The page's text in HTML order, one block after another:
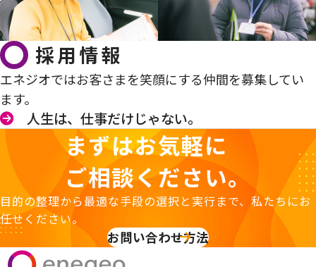
採用情報
エネジオではお客さまを笑顔にする仲間を募集してい
ます。
人生は、仕事だけじゃない。
まずはお気軽に
ご相談ください。
目的の整理から最適な手段の選択と実行まで、私たちにお
任せください。
お問い合わせ方法